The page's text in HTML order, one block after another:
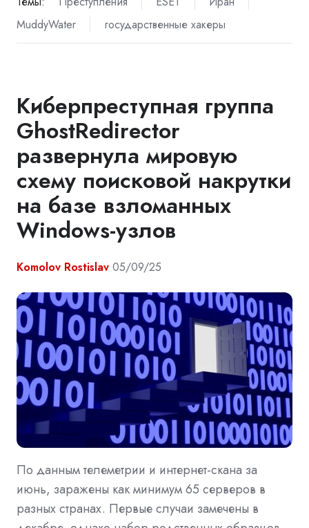
MuddyWater
государственные хакеры
Киберпреступная группа
GhostRedirector
развернула мировую
схему поисковой накрутки
на базе взломанных
Windows-узлов
Komolov Rostislav 05/09/25
По данным телеметрии и интернет-скана за
июнь, заражены как минимум 65 серверов в
разных странах. Первые случаи замечены в